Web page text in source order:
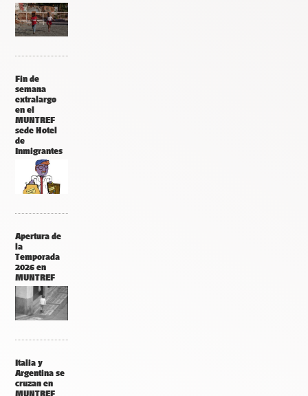
Fin de
semana
extralargo
en el
MUNTREF
sede Hotel
de
Inmigrantes
Apertura de
la
Temporada
2026 en
MUNTREF
Italia y
Argentina se
cruzan en
MUNTREF